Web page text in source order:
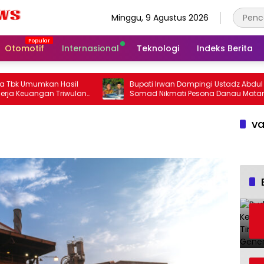
Minggu, 9 Agustus 2026
Otomotif Internasional Teknologi Indeks Berita
Hasil
Triwulan
Bupati Irwan Dampingi Ustadz Abdul
Somad Nikmati Pesona Danau Matano